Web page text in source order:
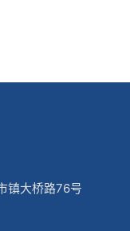
镇大桥路76号